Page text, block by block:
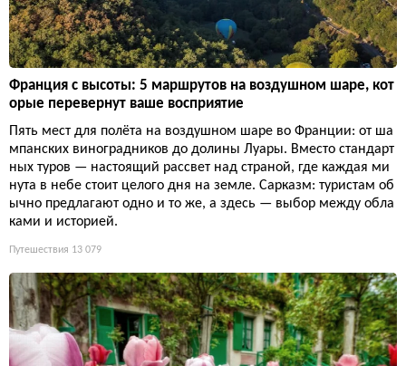
Франция с высоты: 5 маршрутов на воздушном шаре, кот
орые перевернут ваше восприятие
Пять мест для полёта на воздушном шаре во Франции: от ша
мпанских виноградников до долины Луары. Вместо стандарт
ных туров — настоящий рассвет над страной, где каждая ми
нута в небе стоит целого дня на земле. Сарказм: туристам об
ычно предлагают одно и то же, а здесь — выбор между обла
ками и историей.
Путешествия 13 079